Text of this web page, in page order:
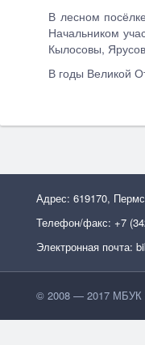
В лесном
Начальником
Кылосовы,
В годы Великой
Адрес: 619170,
Телефон/факс: +7
Электронная почта:
© 2008 — 2017 МБУК